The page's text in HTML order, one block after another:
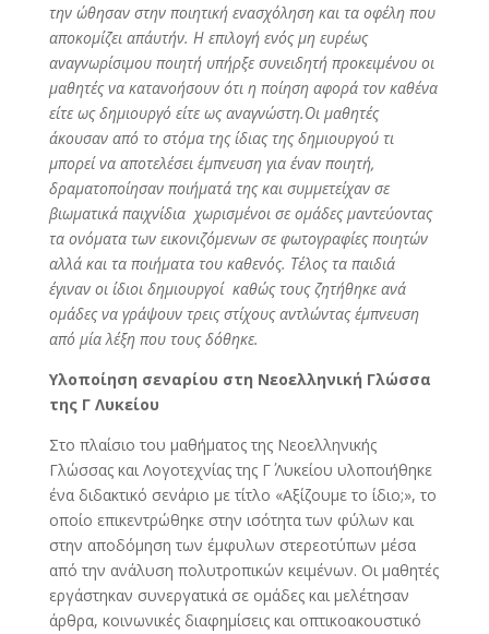
την ώθησαν στην ποιητική ενασχόληση και τα οφέλη που
αποκομίζει απ΄αυτήν. Η επιλογή ενός μη ευρέως
αναγνωρίσιμου ποιητή υπήρξε συνειδητή προκειμένου οι
μαθητές να κατανοήσουν ότι η ποίηση αφορά τον καθένα
είτε ως δημιουργό είτε ως αναγνώστη.Οι μαθητές
άκουσαν από το στόμα της ίδιας της δημιουργού τι
μπορεί να αποτελέσει έμπνευση για έναν ποιητή,
δραματοποίησαν ποιήματά της και συμμετείχαν σε
βιωματικά παιχνίδια χωρισμένοι σε ομάδες μαντεύοντας
τα ονόματα των εικονιζόμενων σε φωτογραφίες ποιητών
αλλά και τα ποιήματα του καθενός. Τέλος τα παιδιά
έγιναν οι ίδιοι δημιουργοί καθώς τους ζητήθηκε ανά
ομάδες να γράψουν τρεις στίχους αντλώντας έμπνευση
από μία λέξη που τους δόθηκε.
Υλοποίηση σεναρίου στη Νεοελληνική Γλώσσα
της Γ Λυκείου
Στο πλαίσιο του μαθήματος της Νεοελληνικής
Γλώσσας και Λογοτεχνίας της Γ΄ Λυκείου υλοποιήθηκε
ένα διδακτικό σενάριο με τίτλο «Αξίζουμε το ίδιο;», το
οποίο επικεντρώθηκε στην ισότητα των φύλων και
στην αποδόμηση των έμφυλων στερεοτύπων μέσα
από την ανάλυση πολυτροπικών κειμένων. Οι μαθητές
εργάστηκαν συνεργατικά σε ομάδες και μελέτησαν
άρθρα, κοινωνικές διαφημίσεις και οπτικοακουστικό